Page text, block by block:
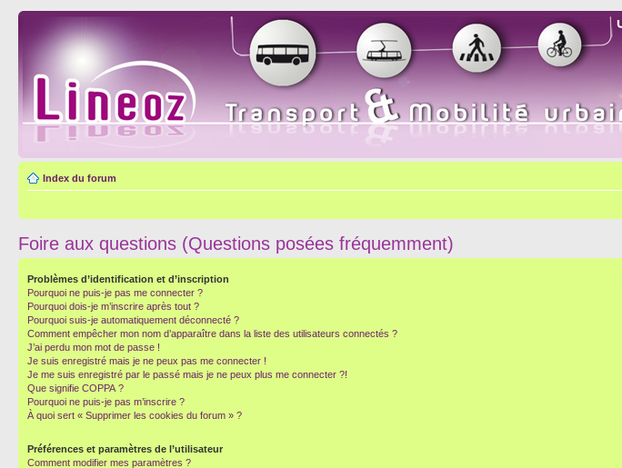
Index du forum
Foire aux questions (Questions posées fréquemment)
Problèmes d’identification et d’inscription
Pourquoi ne puis-je pas me connecter ?
Pourquoi dois-je m’inscrire après tout ?
Pourquoi suis-je automatiquement déconnecté ?
Comment empêcher mon nom d’apparaître dans la liste des utilisateurs connectés ?
J’ai perdu mon mot de passe !
Je suis enregistré mais je ne peux pas me connecter !
Je me suis enregistré par le passé mais je ne peux plus me connecter ?!
Que signifie COPPA ?
Pourquoi ne puis-je pas m’inscrire ?
À quoi sert « Supprimer les cookies du forum » ?
Préférences et paramètres de l’utilisateur
Comment modifier mes paramètres ?